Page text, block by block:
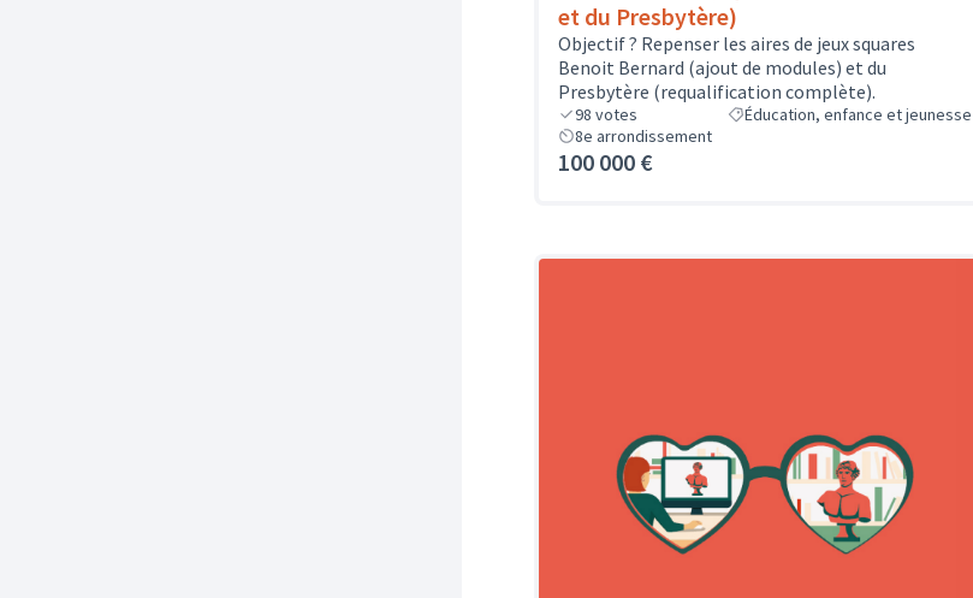
et du Presbytère)
Objectif ? Repenser les aires de jeux squares
Benoit Bernard (ajout de modules) et du
Presbytère (requalification complète).
98 votes
Éducation, enfance et jeunesse
8e arrondissement
100 000 €